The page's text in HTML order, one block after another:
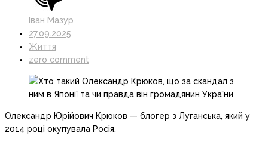
Іван Мазур
27.09.2025
Життя
zero comment
Олександр Юрійович Крюков — блогер з Луганська, який у
2014 році окупувала Росія.